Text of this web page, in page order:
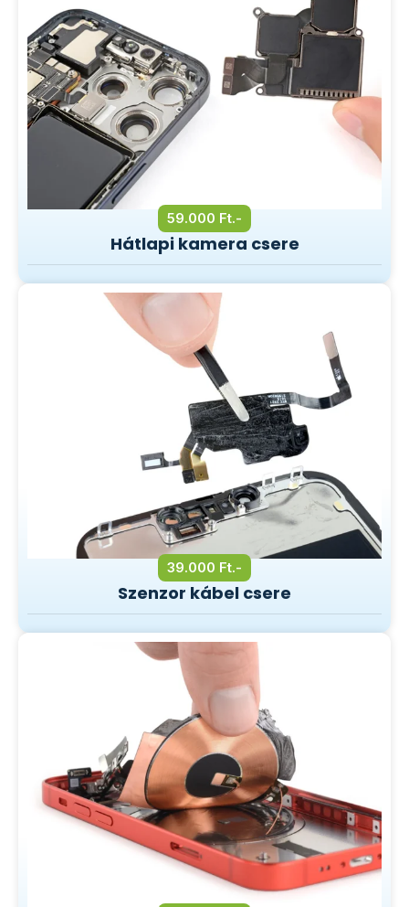
59.000 Ft.-
Hátlapi kamera csere
39.000 Ft.-
Szenzor kábel csere